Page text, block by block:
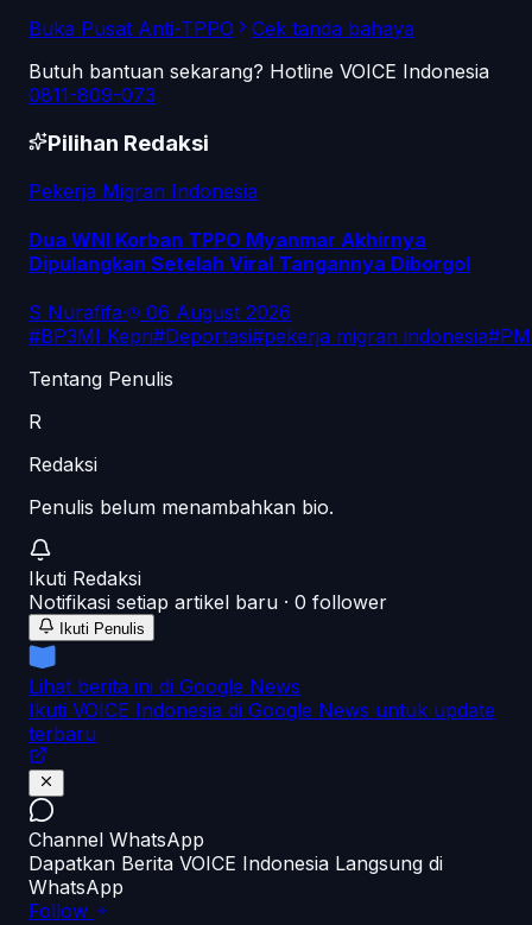
Buka Pusat Anti-TPPO
Cek tanda bahaya
Butuh bantuan sekarang? Hotline VOICE Indonesia
0811-809-073
Pilihan Redaksi
Pekerja Migran Indonesia
Dua WNI Korban TPPO Myanmar Akhirnya
Dipulangkan Setelah Viral Tangannya Diborgol
S Nurafifa·
06 August 2026
#BP3MI Kepri#Deportasi#pekerja migran indonesia#
Tentang Penulis
R
Redaksi
Penulis belum menambahkan bio.
Ikuti Redaksi
Notifikasi setiap artikel baru · 0 follower
Ikuti Penulis
Lihat berita ini di Google News
Ikuti VOICE Indonesia di Google News untuk update
terbaru
Channel WhatsApp
Dapatkan Berita VOICE Indonesia Langsung di
WhatsApp
Follow